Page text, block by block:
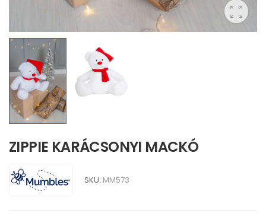
ZIPPIE KARÁCSONYI MACKÓ
SKU: MM573